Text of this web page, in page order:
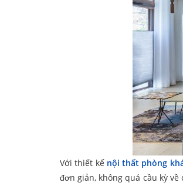
Với thiết kế nội thất phòng
đơn giản, không quá cầu kỳ